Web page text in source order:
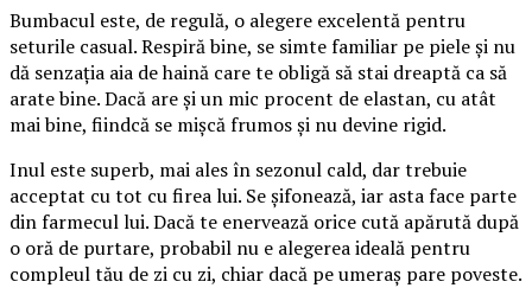
Bumbacul este, de regulă, o alegere excelentă pentru
seturile casual. Respiră bine, se simte familiar pe piele și nu
dă senzația aia de haină care te obligă să stai dreaptă ca să
arate bine. Dacă are și un mic procent de elastan, cu atât
mai bine, fiindcă se mișcă frumos și nu devine rigid.
Inul este superb, mai ales în sezonul cald, dar trebuie
acceptat cu tot cu firea lui. Se șifonează, iar asta face parte
din farmecul lui. Dacă te enervează orice cută apărută după
o oră de purtare, probabil nu e alegerea ideală pentru
compleul tău de zi cu zi, chiar dacă pe umeraș pare poveste.